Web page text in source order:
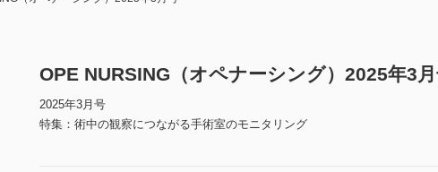
OPE NURSING（オペナーシング）2025年3月
2025年3月号
特集：術中の観察につながる手術室のモニタリング